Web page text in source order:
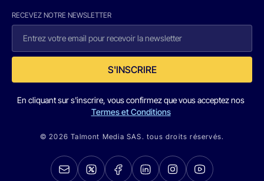
RECEVEZ NOTRE NEWSLETTER
S'INSCRIRE
En cliquant sur s'inscrire, vous confirmez que vous acceptez nos
Termes et Conditions
© 2026 Talmont Media SAS. tous droits réservés.